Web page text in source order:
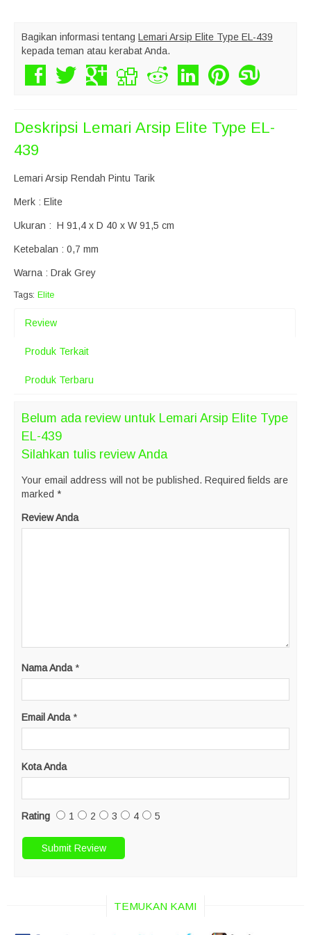
Bagikan informasi tentang Lemari Arsip Elite Type EL-439
kepada teman atau kerabat Anda.
Deskripsi Lemari Arsip Elite Type EL-
439
Lemari Arsip Rendah Pintu Tarik
Merk : Elite
Ukuran : H 91,4 x D 40 x W 91,5 cm
Ketebalan : 0,7 mm
Warna : Drak Grey
Tags: Elite
Review
Produk Terkait
Produk Terbaru
Belum ada review untuk Lemari Arsip Elite Type
EL-439
Silahkan tulis review Anda
Your email address will not be published. Required fields are
marked *
Review Anda
Nama Anda *
Email Anda *
Kota Anda
Rating 1 2 3 4 5
TEMUKAN KAMI